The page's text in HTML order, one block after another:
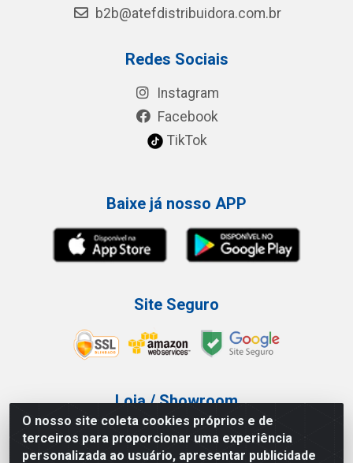
O nosso site coleta cookies próprios e de
terceiros para proporcionar uma experiência
personalizada ao usuário, apresentar publicidade
b2b@atefdistribuidora.com.br
Redes Sociais
Instagram
Facebook
TikTok
Baixe já nosso APP
Site Seguro
Loja / Showroom
Tel.: (11) 3227-0546
Av Vautier, 587/597 - Pari - São Paulo/SP